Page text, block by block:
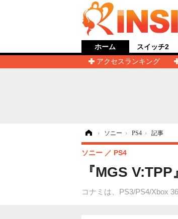
ホーム
アクセスランキング
スイッチ2
› ソニー › PS4 › 記事
『MGS
コナミは、PS3/PS4/Xbox
ソニー PS4